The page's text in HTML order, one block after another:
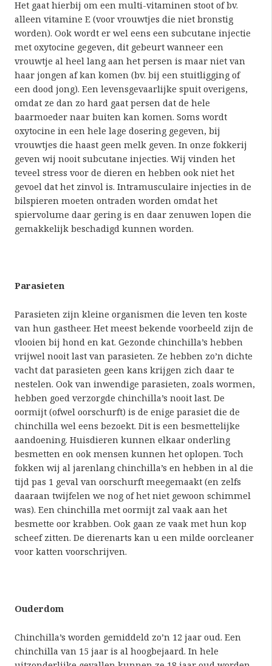
Het gaat hierbij om een multi-vitaminen stoot of bv.
alleen vitamine E (voor vrouwtjes die niet bronstig
worden). Ook wordt er wel eens een subcutane injectie
met oxytocine gegeven, dit gebeurt wanneer een
vrouwtje al heel lang aan het persen is maar niet van
haar jongen af kan komen (bv. bij een stuitligging of
een dood jong). Een levensgevaarlijke spuit overigens,
omdat ze dan zo hard gaat persen dat de hele
baarmoeder naar buiten kan komen. Soms wordt
oxytocine in een hele lage dosering gegeven, bij
vrouwtjes die haast geen melk geven. In onze fokkerij
geven wij nooit subcutane injecties. Wij vinden het
teveel stress voor de dieren en hebben ook niet het
gevoel dat het zinvol is. Intramusculaire injecties in de
bilspieren moeten ontraden worden omdat het
spiervolume daar gering is en daar zenuwen lopen die
gemakkelijk beschadigd kunnen worden.
Parasieten
Parasieten zijn kleine organismen die leven ten koste
van hun gastheer. Het meest bekende voorbeeld zijn de
vlooien bij hond en kat. Gezonde chinchilla’s hebben
vrijwel nooit last van parasieten. Ze hebben zo’n dichte
vacht dat parasieten geen kans krijgen zich daar te
nestelen. Ook van inwendige parasieten, zoals wormen,
hebben goed verzorgde chinchilla’s nooit last. De
oormijt (ofwel oorschurft) is de enige parasiet die de
chinchilla wel eens bezoekt. Dit is een besmettelijke
aandoening. Huisdieren kunnen elkaar onderling
besmetten en ook mensen kunnen het oplopen. Toch
fokken wij al jarenlang chinchilla’s en hebben in al die
tijd pas 1 geval van oorschurft meegemaakt (en zelfs
daaraan twijfelen we nog of het niet gewoon schimmel
was). Een chinchilla met oormijt zal vaak aan het
besmette oor krabben. Ook gaan ze vaak met hun kop
scheef zitten. De dierenarts kan u een milde oorcleaner
voor katten voorschrijven.
Ouderdom
Chinchilla’s worden gemiddeld zo’n 12 jaar oud. Een
chinchilla van 15 jaar is al hoogbejaard. In hele